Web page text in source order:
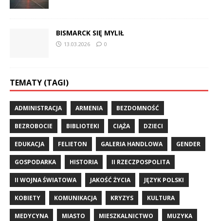
BISMARCK SIĘ MYLIŁ
13.03.2026 0
TEMATY (TAGI)
ADMINISTRACJA ARMENIA BEZDOMNOŚĆ
BEZROBOCIE BIBLIOTEKI CIĄŻA DZIECI
EDUKACJA FELIETON GALERIA HANDLOWA GENDER
GOSPODARKA HISTORIA II RZECZPOSPOLITA
II WOJNA ŚWIATOWA JAKOŚĆ ŻYCIA JĘZYK POLSKI
KOBIETY KOMUNIKACJA KRYZYS KULTURA
MEDYCYNA MIASTO MIESZKALNICTWO MUZYKA